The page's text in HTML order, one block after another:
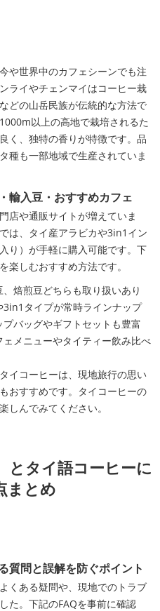
や世界中のカフェシーンでも注
ライやチェンマイはコーヒー栽
どの山岳民族が伝統的な方法で
以上の高地で栽培されるた
く、独特の香りが特徴です。品
種も一部地域で生産されていま
輸入豆・おすすめカフェ
店や通販サイトが増えていま
は、タイ産アラビカや3in1イン
り）が手軽に購入可能です。下
楽しむおすすめ方法です。
焙煎豆どちらも取り扱いあり
タイプが常時ラインナップ
バッグやギフトセットも豊富
メニューやタイティー飲み比べ
イコーヒーは、現地旅行の思い
おすすめです。タイコーヒーの
しんでみてください。
とタイ語コーヒーに
まとめ
質問と誤解を防ぐポイント
くある疑問や、現地でのトラブ
た。下記のFAQを事前に確認